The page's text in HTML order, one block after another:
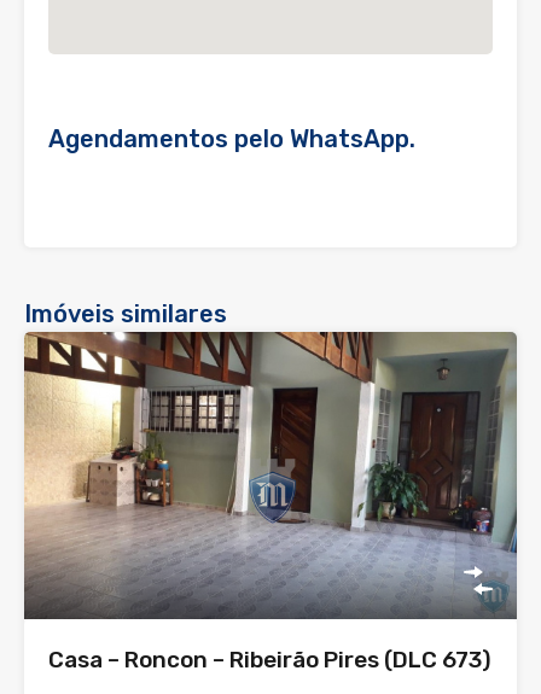
Agendamentos pelo WhatsApp.
Imóveis similares
Casa – Roncon – Ribeirão Pires (DLC 673)